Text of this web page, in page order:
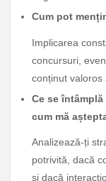
Cum pot
Implicarea
concursuri,
conținut valoros
Ce se
cum mă
Analizează-ți
potrivită, dacă
și dacă